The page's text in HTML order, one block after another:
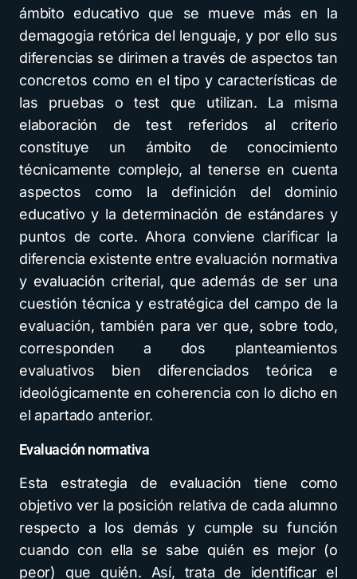
ámbito educativo que se mueve más en la
demagogia retórica del lenguaje, y por ello sus
diferencias se dirimen a través de aspectos tan
concretos como en el tipo y características de
las pruebas o test que utilizan. La misma
elaboración de test referidos al criterio
constituye un ámbito de conocimiento
técnicamente complejo, al tenerse en cuenta
aspectos como la definición del dominio
educativo y la determinación de estándares y
puntos de corte. Ahora conviene clarificar la
diferencia existente entre evaluación normativa
y evaluación criterial, que además de ser una
cuestión técnica y estratégica del campo de la
evaluación, también para ver que, sobre todo,
corresponden a dos planteamientos
evaluativos bien diferenciados teórica e
ideológicamente en coherencia con lo dicho en
el apartado anterior.
Evaluación normativa
Esta estrategia de evaluación tiene como
objetivo ver la posición relativa de cada alumno
respecto a los demás y cumple su función
cuando con ella se sabe quién es mejor (o
peor) que quién. Así, trata de identificar el